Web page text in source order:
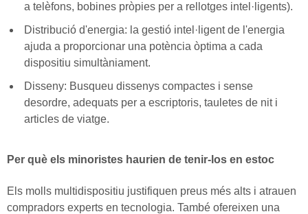
a telèfons, bobines pròpies per a rellotges intel·ligents).
Distribució d'energia: la gestió intel·ligent de l'energia
ajuda a proporcionar una potència òptima a cada
dispositiu simultàniament.
Disseny: Busqueu dissenys compactes i sense
desordre, adequats per a escriptoris, tauletes de nit i
articles de viatge.
Per què els minoristes haurien de tenir-los en estoc
Els molls multidispositiu justifiquen preus més alts i atrauen
compradors experts en tecnologia. També ofereixen una